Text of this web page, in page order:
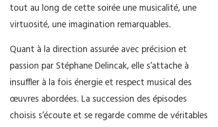
tout au long de cette soirée une musicalité, une
virtuosité, une imagination remarquables.
Quant à la direction assurée avec précision et
passion par Stéphane Delincak, elle s’attache à
insuffler à la fois énergie et respect musical des
œuvres abordées. La succession des épisodes
choisis s’écoute et se regarde comme de véritables